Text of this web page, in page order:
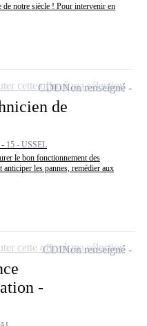
de notre siècle ! Pour intervenir en
de
- 15 - USSEL
le bon fonctionnement des
les pannes, remédier aux
CDDNon renseigné
cette offre à ma sélection
-
CDINon renseigné
cette offre à ma sélection